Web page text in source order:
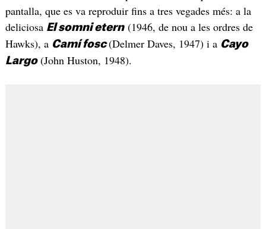
pantalla, que es va reproduir fins a tres vegades més: a la
deliciosa El somni etern(1946, de nou a les ordres de
Hawks), a Camí fosc (Delmer Daves, 1947) i a Cayo
Largo(John Huston, 1948).